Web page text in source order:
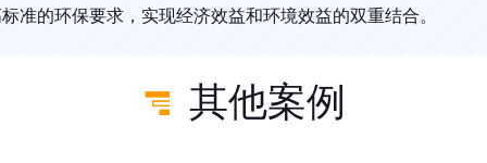
准的环保要求，实现经济效益和环境效益的双重结合。
其他案例